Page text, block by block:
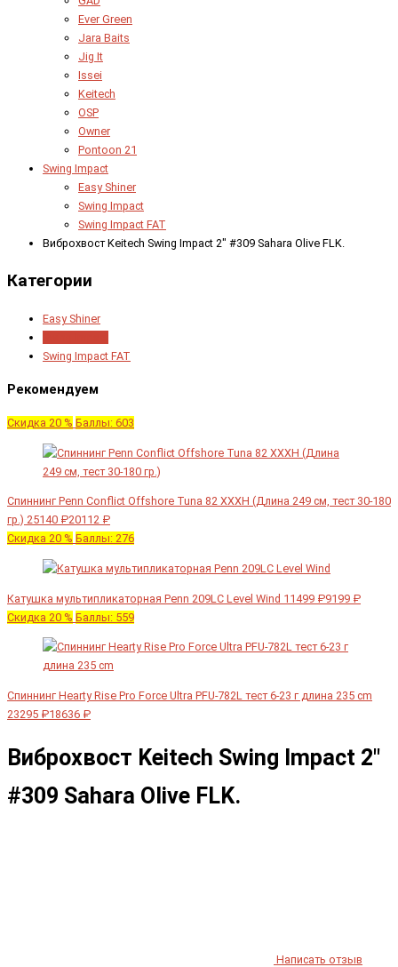
Ever Green
Jara Baits
Jig It
Issei
Keitech
OSP
Owner
Pontoon 21
Swing Impact
Easy Shiner
Swing Impact
Swing Impact FAT
Виброхвост Keitech Swing Impact 2" #309 Sahara Olive FLK.
Категории
Easy Shiner
Swing Impact FAT
Рекомендуем
Скидка 20 % Баллы: 603
Спиннинг Penn Conflict Offshore Tuna 82 XXXH (Длина 249 см, тест 30-180
гр.) 25140 ₽20112 ₽
Скидка 20 % Баллы: 276
Катушка мультипликаторная Penn 209LC Level Wind 11499 ₽9199 ₽
Скидка 20 % Баллы: 559
Спиннинг Hearty Rise Pro Force Ultra PFU-782L тест 6-23 г длина 235 cm
23295 ₽18636 ₽
Виброхвост Keitech Swing Impact 2"
#309 Sahara Olive FLK.
Написать отзыв